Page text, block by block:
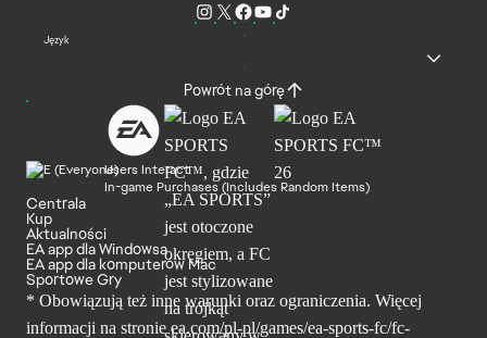
Język
Powrót na górę
Users Interact
In-game Purchases (Includes Random Items)
Centrala
Kup
Aktualności
EA app dla Windowsa
EA app dla komputerów Mac
Sportowe Gry
* Obowiązują też inne warunki oraz ograniczenia. Więcej
informacji na stronie ea.com/pl-pl/games/ea-sports-fc/fc-